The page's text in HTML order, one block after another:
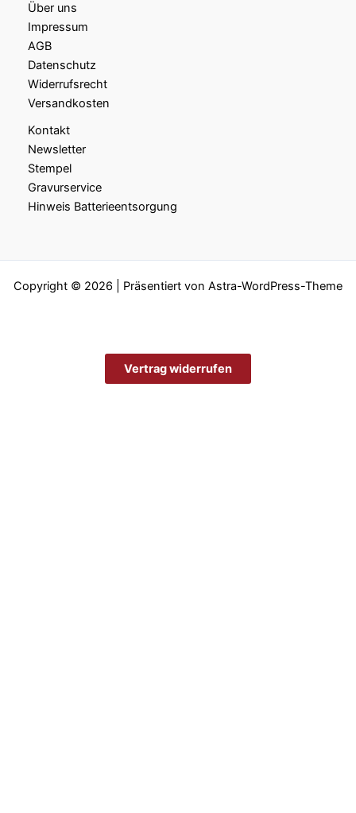
Über uns
Impressum
AGB
Datenschutz
Widerrufsrecht
Versandkosten
Kontakt
Newsletter
Stempel
Gravurservice
Hinweis Batterieentsorgung
Copyright © 2026 | Präsentiert von Astra-WordPress-Theme
Vertrag widerrufen